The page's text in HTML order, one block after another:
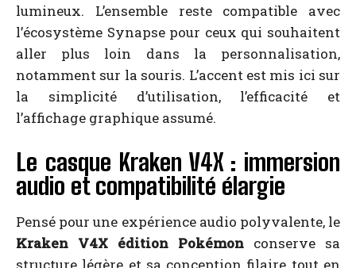
lumineux. L’ensemble reste compatible avec
l’écosystème Synapse pour ceux qui souhaitent
aller plus loin dans la personnalisation,
notamment sur la souris. L’accent est mis ici sur
la simplicité d’utilisation, l’efficacité et
l’affichage graphique assumé.
Le casque Kraken V4X : immersion
audio et compatibilité élargie
Pensé pour une expérience audio polyvalente, le
Kraken V4X édition Pokémon conserve sa